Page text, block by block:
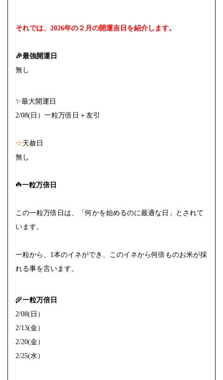
それでは、2026年の２月の開運吉日を紹介します。
🎉最強開運日
無し
✨最大開運日
2/08(日）一粒万倍日＋友引
☆天赦日
無し
☘️一粒万倍日
この一粒万倍日は、「何かを始めるのに最適な日」とされて
います。
一粒から、1本のイネができ、このイネから何倍ものお米が採
れる事を言います。
🌾一粒万倍日
2/08(日）
2/13(金）
2/20(金）
2/25(水）